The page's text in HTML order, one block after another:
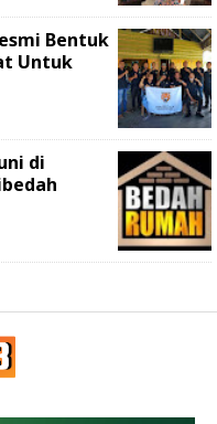
Bentuk
Untuk
di